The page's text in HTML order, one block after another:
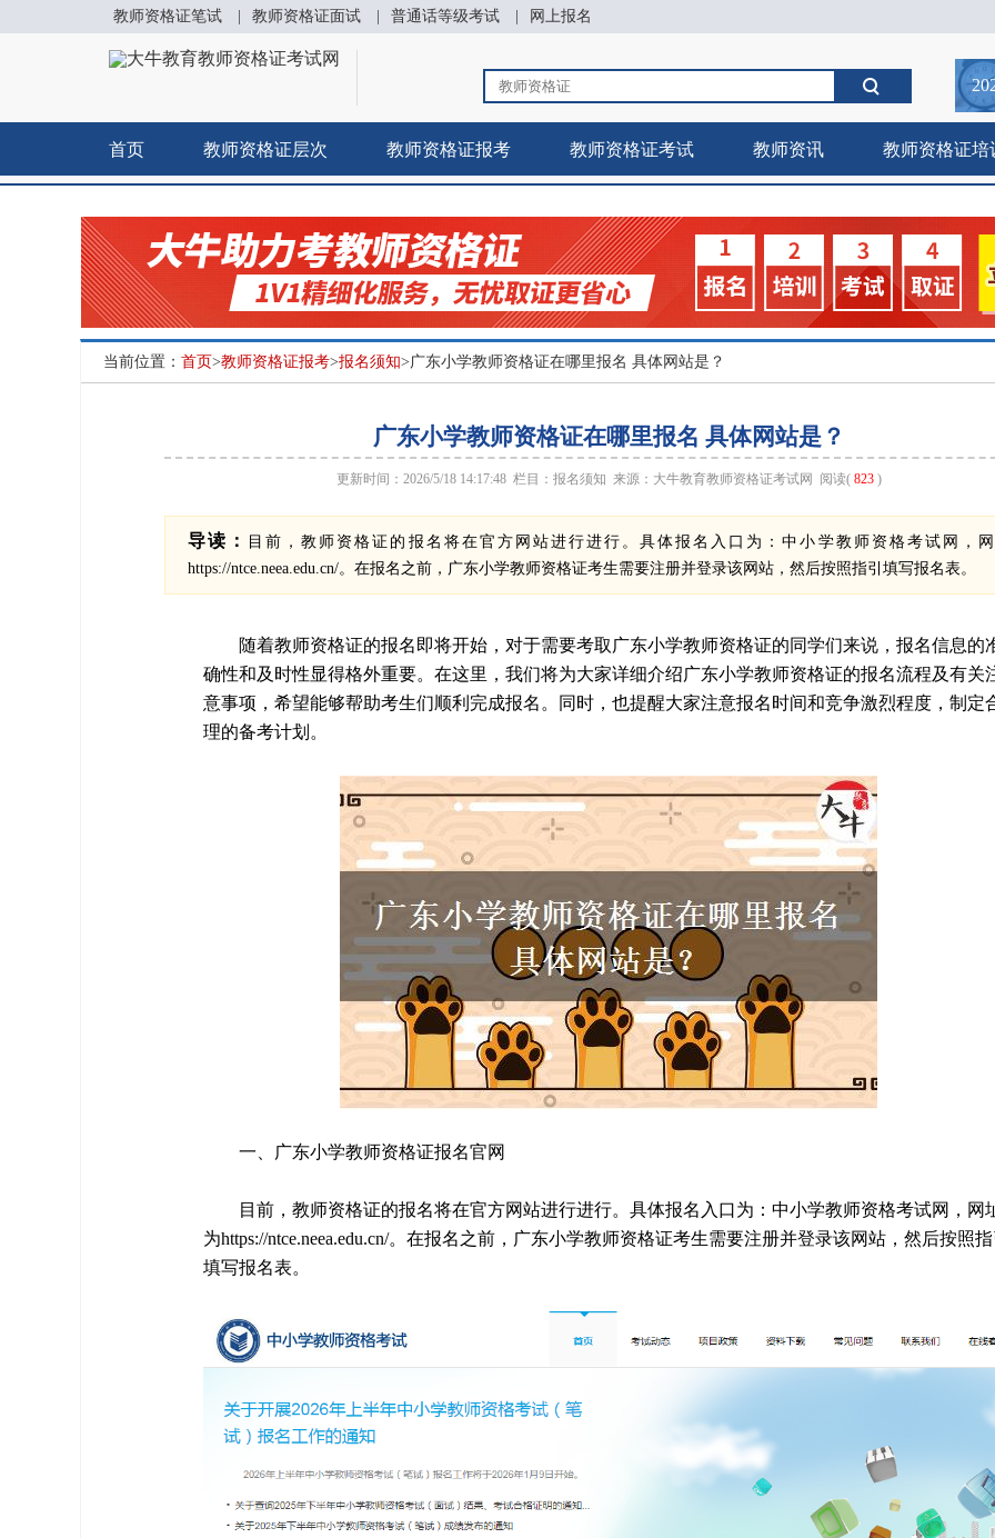
教师资格证笔试 教师资格证面试 普通话等级考试 网上报名
首页 教师资格证层次 教师资格证报考 教师资格证考试 教师资讯 教师资格证培
当前位置： 首页>教师资格证报考>报名须知>广东小学教师资格证在哪里报名 具体网站是？
广东小学教师资格证在哪里报名 具体网站是？
更新时间：2026/5/18 14:17:48 栏目： 报名须知 来源： 大牛教育教师资格证考试网 阅读( 823 )
导读：
目前，教师资格证的报名将在官方网站进行进行。具体报名入口为：中小学教师资格考试网，
https://ntce.neea.edu.cn/。在报名之前，广东小学教师资格证考生需要注册并登录该网站，然后按照指引填写报名表。
随着教师资格证的报名即将开始，对于需要考取广东小学教师资格证的同学们来说，报名信息的
确性和及时性显得格外重要。在这里，我们将为大家详细介绍广东小学教师资格证的报名流程及有关
意事项，希望能够帮助考生们顺利完成报名。同时，也提醒大家注意报名时间和竞争激烈程度，制定
理的备考计划。
一、广东小学教师资格证报名官网
目前，教师资格证的报名将在官方网站进行进行。具体报名入口为：中小学教师资格考试网，网
为https://ntce.neea.edu.cn/。在报名之前，广东小学教师资格证考生需要注册并登录该网站，然后按照指
填写报名表。